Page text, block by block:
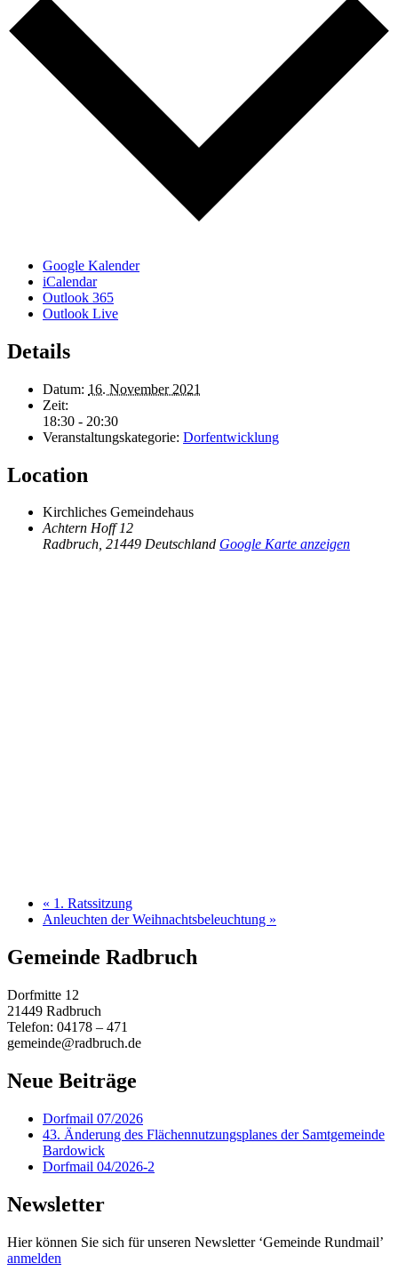
Google Kalender
iCalendar
Outlook 365
Outlook Live
Details
Datum: 16. November 2021
Zeit:
18:30 - 20:30
Veranstaltungskategorie: Dorfentwicklung
Location
Kirchliches Gemeindehaus
Achtern Hoff 12
Radbruch, 21449 Deutschland Google Karte anzeigen
« 1. Ratssitzung
Anleuchten der Weihnachtsbeleuchtung »
Gemeinde Radbruch
Dorfmitte 12
21449 Radbruch
Telefon: 04178 – 471
gemeinde@radbruch.de
Neue Beiträge
Dorfmail 07/2026
43. Änderung des Flächennutzungsplanes der Samtgemeinde
Bardowick
Dorfmail 04/2026-2
Newsletter
Hier können Sie sich für unseren Newsletter ‘Gemeinde Rundmail’
anmelden